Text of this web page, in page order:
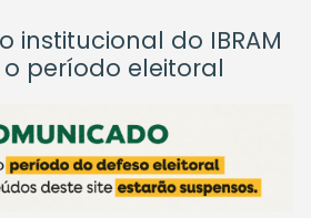
institucional do IBRAM
período eleitoral